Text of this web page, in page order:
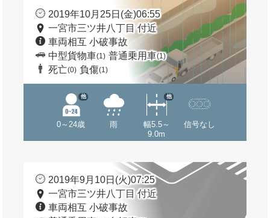
2019年10月25日(金)06:55
一宮市三ツ井八丁目 付近
車両相互 小破事故
中型貨物車(1) 普通乗用車(1)
死亡(0) 負傷(1)
0～24歳
他
雨
幅5.5～
9.0m
他
信号なし
2019年9月10日(火)07:25
一宮市三ツ井八丁目 付近
車両相互 小破事故